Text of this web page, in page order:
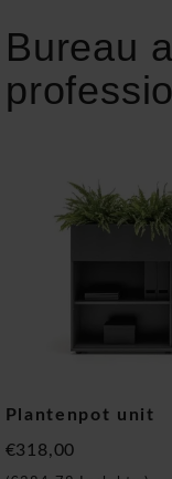
Bureau
Plantenpot unit
€318,00